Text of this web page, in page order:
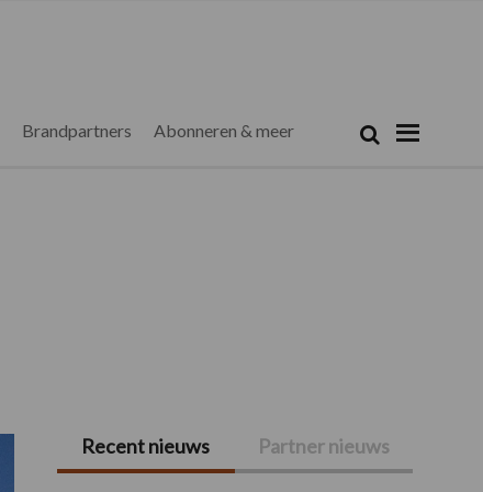
Brandpartners Abonneren & meer Zoek
Primaire
Recent nieuws Partner nieuws